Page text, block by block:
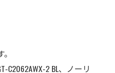
2 BL、ノーリ